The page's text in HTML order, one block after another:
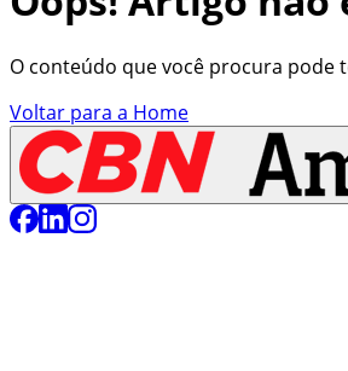
O conteúdo que você procura
Voltar para a Home